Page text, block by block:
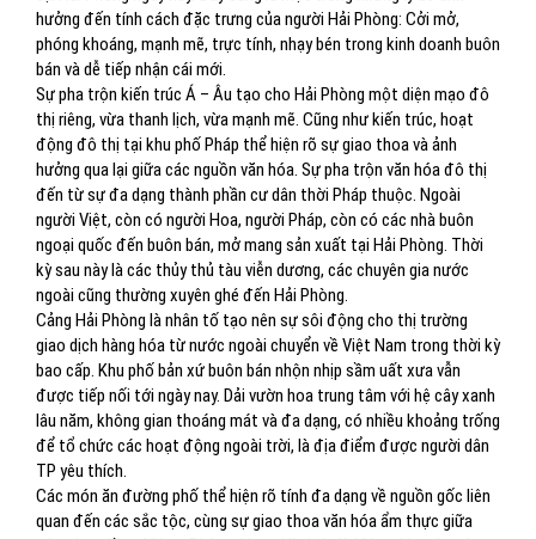
hưởng đến tính cách đặc trưng của người Hải Phòng: Cởi mở,
phóng khoáng, mạnh mẽ, trực tính, nhạy bén trong kinh doanh buôn
bán và dễ tiếp nhận cái mới.
Sự pha trộn kiến trúc Á – Âu tạo cho Hải Phòng một diện mạo đô
thị riêng, vừa thanh lịch, vừa mạnh mẽ. Cũng như kiến trúc, hoạt
động đô thị tại khu phố Pháp thể hiện rõ sự giao thoa và ảnh
hưởng qua lại giữa các nguồn văn hóa. Sự pha trộn văn hóa đô thị
đến từ sự đa dạng thành phần cư dân thời Pháp thuộc. Ngoài
người Việt, còn có người Hoa, người Pháp, còn có các nhà buôn
ngoại quốc đến buôn bán, mở mang sản xuất tại Hải Phòng. Thời
kỳ sau này là các thủy thủ tàu viễn dương, các chuyên gia nước
ngoài cũng thường xuyên ghé đến Hải Phòng.
Cảng Hải Phòng là nhân tố tạo nên sự sôi động cho thị trường
giao dịch hàng hóa từ nước ngoài chuyển về Việt Nam trong thời kỳ
bao cấp. Khu phố bản xứ buôn bán nhộn nhịp sầm uất xưa vẫn
được tiếp nối tới ngày nay. Dải vườn hoa trung tâm với hệ cây xanh
lâu năm, không gian thoáng mát và đa dạng, có nhiều khoảng trống
để tổ chức các hoạt động ngoài trời, là địa điểm được người dân
TP yêu thích.
Các món ăn đường phố thể hiện rõ tính đa dạng về nguồn gốc liên
quan đến các sắc tộc, cùng sự giao thoa văn hóa ẩm thực giữa